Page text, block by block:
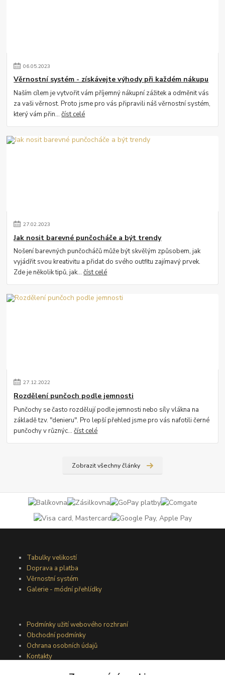
06.05.2023
Věrnostní systém - získávejte výhody při každém nákupu
Naším cílem je vytvořit vám příjemný nákupní zážitek a odměnit vás
za vaši věrnost. Proto jsme pro vás připravili náš věrnostní systém,
který vám přin...číst celé
27.02.2023
Jak nosit barevné punčocháče a být trendy
Nošení barevných punčocháčů může být skvělým způsobem, jak
vyjádřit svou kreativitu a přidat do svého outfitu zajímavý prvek.
Zde je několik tipů, jak...číst celé
27.12.2022
Rozdělení punčoch podle jemnosti
Punčochy se často rozdělují podle jemnosti nebo síly vlákna na
základě tzv. "denieru". Pro lepší přehled jsme pro vás nafotili černé
punčochy v různýc...číst celé
Zobrazit všechny články
Tabulky velikostí
Doprava a platba
Věrnostní systém
Galerie - módní přehlídky
Podmínky užití webového rozhraní
Obchodní podmínky
Ochrana osobních údajů
Kontakty